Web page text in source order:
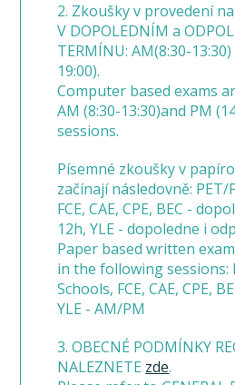
2. Zkoušky v provedení
V DOPOLEDNÍM a
TERMÍNU: AM(8:30-
19:00).
Computer based exams
AM (8:30-13:30)and PM
sessions.
Písemné zkoušky v
začínají následovně: PET/
FCE, CAE, CPE, BEC -
12h, YLE - dopoledne i
Paper based written
in the following sessions:
Schools, FCE, CAE, CPE,
YLE - AM/PM
3. OBECNÉ PODMÍNKY
NALEZNETE zde.